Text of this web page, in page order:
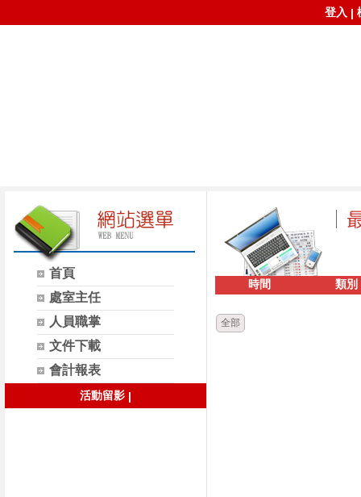
登入 |
首頁
處室主任
人員職掌
文件下載
會計報表
活動留影 |
時間 類別
全部